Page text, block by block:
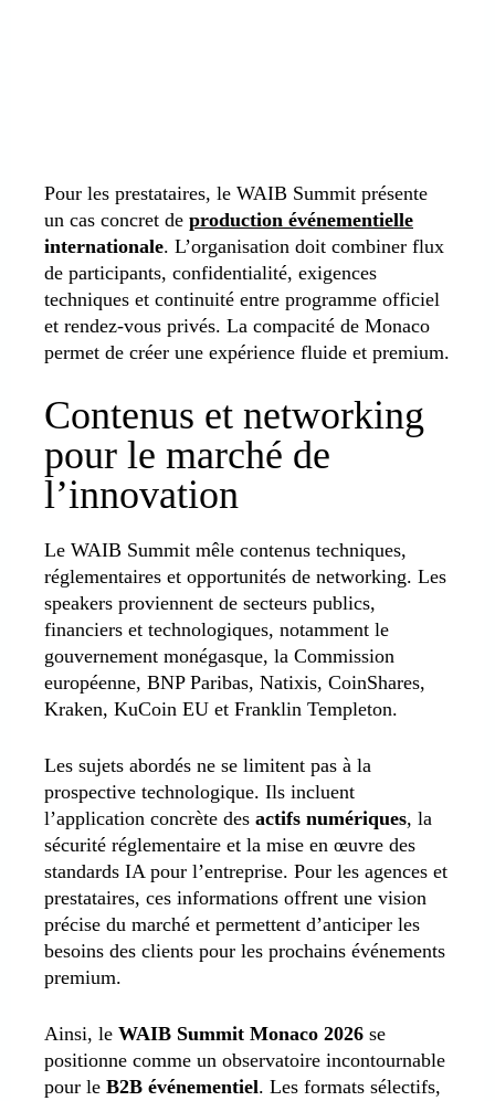
Pour les prestataires, le WAIB Summit présente
un cas concret de production événementielle
internationale. L’organisation doit combiner flux
de participants, confidentialité, exigences
techniques et continuité entre programme officiel
et rendez-vous privés. La compacité de Monaco
permet de créer une expérience fluide et premium.
Contenus et networking
pour le marché de
l’innovation
Le WAIB Summit mêle contenus techniques,
réglementaires et opportunités de networking. Les
speakers proviennent de secteurs publics,
financiers et technologiques, notamment le
gouvernement monégasque, la Commission
européenne, BNP Paribas, Natixis, CoinShares,
Kraken, KuCoin EU et Franklin Templeton.
Les sujets abordés ne se limitent pas à la
prospective technologique. Ils incluent
l’application concrète des actifs numériques, la
sécurité réglementaire et la mise en œuvre des
standards IA pour l’entreprise. Pour les agences et
prestataires, ces informations offrent une vision
précise du marché et permettent d’anticiper les
besoins des clients pour les prochains événements
premium.
Ainsi, le WAIB Summit Monaco 2026 se
positionne comme un observatoire incontournable
pour le B2B événementiel. Les formats sélectifs,